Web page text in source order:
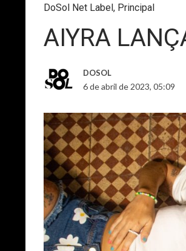
DoSol Net Label, Principal
AIYRA
DOSOL
6 de abril de 2023, 05:09